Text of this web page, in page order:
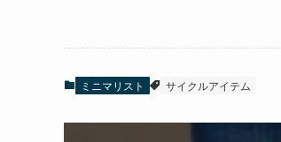
ミニマリスト サイクルアイテム